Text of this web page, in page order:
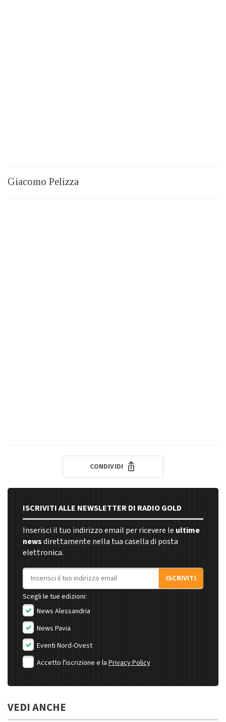
Giacomo Pelizza
CONDIVIDI
ISCRIVITI ALLE NEWSLETTER DI RADIO GOLD
Inserisci il tuo indirizzo email per ricevere le ultime
newsdirettamente nella tua casella di posta
elettronica.
Indirizzo email
ISCRIVITI
Scegli le tue edizioni:
News Alessandria
News Pavia
Eventi Nord-Ovest
Accetto l'iscrizione e la Privacy Policy
VEDI ANCHE